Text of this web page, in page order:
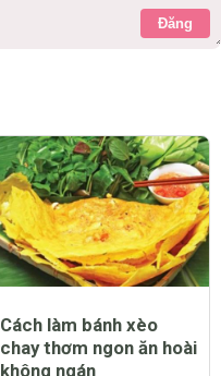
Đăng
Cách làm bánh xèo
chay thơm ngon ăn hoài
không ngán